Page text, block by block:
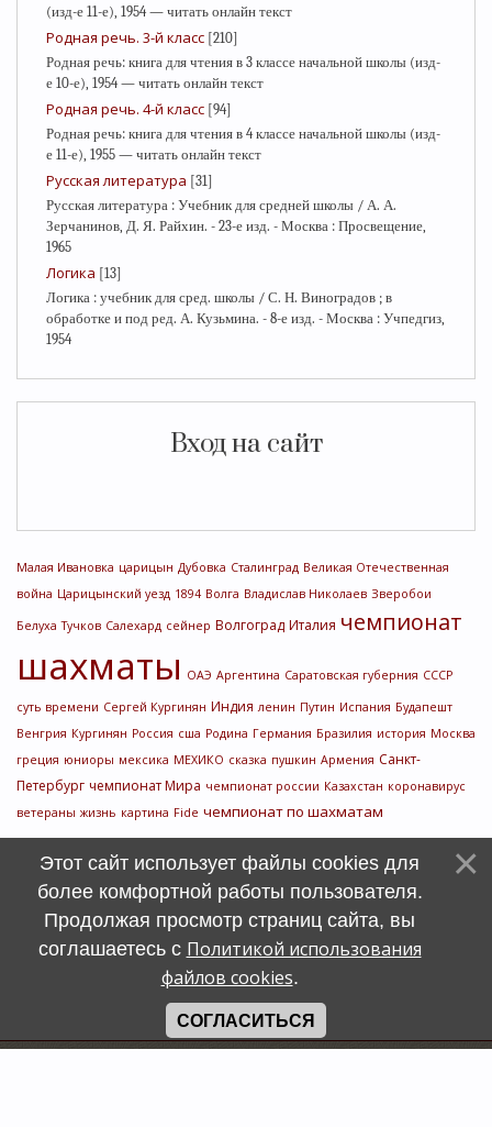
(изд-е 11-е), 1954 — читать онлайн текст
Родная речь. 3-й класс [210]
Родная речь: книга для чтения в 3 классе начальной школы (изд-
е 10-е), 1954 — читать онлайн текст
Родная речь. 4-й класс [94]
Родная речь: книга для чтения в 4 классе начальной школы (изд-
е 11-е), 1955 — читать онлайн текст
Русская литература [31]
Русская литература : Учебник для средней школы / А. А.
Зерчанинов, Д. Я. Райхин. - 23-е изд. - Москва : Просвещение,
1965
Логика [13]
Логика : учебник для сред. школы / С. Н. Виноградов ; в
обработке и под ред. А. Кузьмина. - 8-е изд. - Москва : Учпедгиз,
1954
Вход на сайт
Малая Ивановка царицын Дубовка Сталинград Великая Отечественная
война Царицынский уезд 1894 Волга Владислав Николаев Зверобои
Белуха Тучков Салехард сейнер Волгоград Италия чемпионат
шахматы ОАЭ Аргентина Саратовская губерния СССР
суть времени Сергей Кургинян Индия ленин Путин Испания Будапешт
Венгрия Кургинян Россия сша Родина Германия Бразилия история Москва
греция юниоры мексика МЕХИКО сказка пушкин Армения Санкт-
Петербург чемпионат Мира чемпионат россии Казахстан коронавирус
ветераны жизнь картина Fide чемпионат по шахматам
Этот сайт использует файлы cookies для
более комфортной работы пользователя.
Продолжая просмотр страниц сайта, вы
соглашаетесь с Политикой использования
файлов cookies.
СОГЛАСИТЬСЯ